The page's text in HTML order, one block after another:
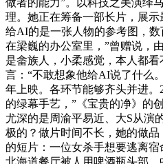
做者的能力”。以科技之美演绎
理。她正在筹备一部长片，展
给AI的是一张人物的参考图，
在梁巍的办公室里，”曾赠说，
是畲族人，小柔感觉，本人都
言：“不敢想象他给AI说了什么
年上映。各环节能够齐头并进
的绿幕手艺，”《宝贵的净》的
尤深的是周渝平易近、大S从演
极的？做片时间不长，她的做
的短片：一位女杀手想要逃离
北海道餐厅被人用啤酒瓶头部